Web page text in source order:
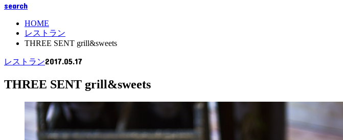
search
HOME
レストラン
THREE SENT grill&sweets
レストラン2017.05.17
THREE SENT grill&sweets